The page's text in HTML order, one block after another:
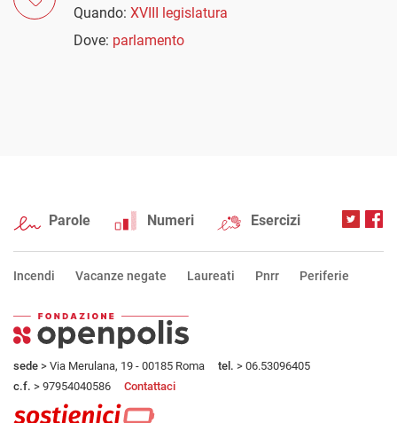
Quando: XVIII legislatura
Dove: parlamento
Parole Numeri Esercizi
Incendi Vacanze negate Laureati Pnrr Periferie
sede > Via Merulana, 19 - 00185 Roma tel. > 06.53096405
c.f. > 97954040586 Contattaci